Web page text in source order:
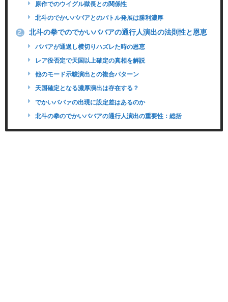
原作でのウイグル獄長との関係性
北斗のでかいババアとのバトル発展は勝利濃厚
2. 北斗の拳でのでかいババアの通行人演出の法則性と恩恵
ババアが通過し横切りハズレた時の恩恵
レア役否定で天国以上確定の真相を解説
他のモード示唆演出との複合パターン
天国確定となる濃厚演出は存在する？
でかいババァの出現に設定差はあるのか
北斗の拳のでかいババアの通行人演出の重要性：総括